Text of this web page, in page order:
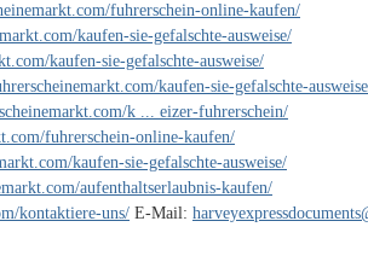
fuhrerschein-online-kaufen/
kaufen-sie-gefalschte-ausweise/
kaufen-sie-gefalschte-ausweise/
kaufen-sie-gefalschte-
k ... eizer-fuhrerschein/
fuhrerschein-online-kaufen/
kaufen-sie-gefalschte-ausweise/
aufenthaltserlaubnis-kaufen/
kontaktiere-uns/ E-Mail: